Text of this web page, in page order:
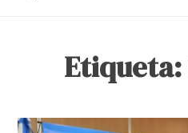
Etiqueta: